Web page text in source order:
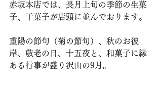
赤坂本店では、長月上旬の季節の生菓
子、干菓子が店頭に並んでおります。
重陽の節句（菊の節句）、秋のお彼
岸、敬老の日、十五夜と、和菓子に縁
ある行事が盛り沢山の9月。